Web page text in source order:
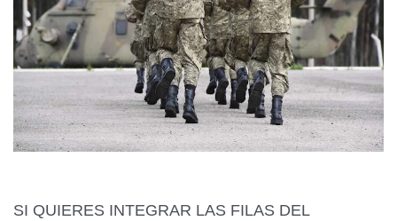
SI QUIERES INTEGRAR LAS FILAS DEL